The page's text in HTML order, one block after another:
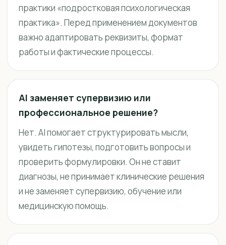
практики «подростковая психологическая
практика». Перед применением документов
важно адаптировать реквизиты, формат
работы и фактические процессы.
AI заменяет супервизию или
профессиональное решение?
Нет. AI помогает структурировать мысли,
увидеть гипотезы, подготовить вопросы и
проверить формулировки. Он не ставит
диагнозы, не принимает клинические решения
и не заменяет супервизию, обучение или
медицинскую помощь.